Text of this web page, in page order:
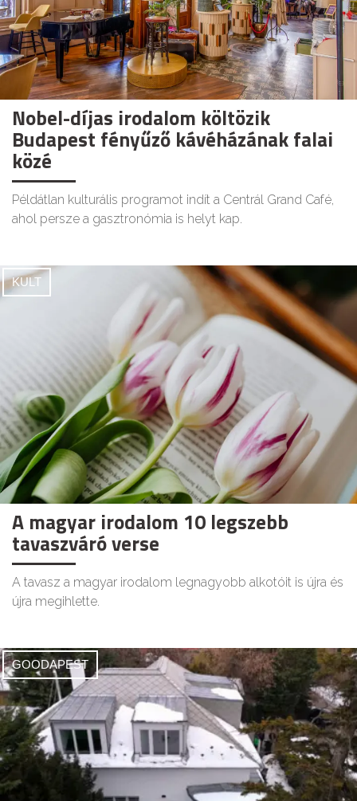
Nobel-díjas irodalom költözik
Budapest fényűző kávéházának falai
közé
Példátlan kulturális programot indít a Centrál Grand Café,
ahol persze a gasztronómia is helyt kap.
KULT
A magyar irodalom 10 legszebb
tavaszváró verse
A tavasz a magyar irodalom legnagyobb alkotóit is újra és
újra megihlette.
GOODAPEST